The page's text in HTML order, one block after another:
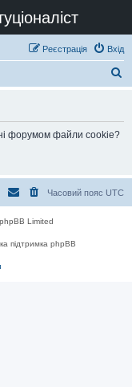
Вхід
Реєстрація
форумом файли cookie?
Часовий пояс UTC
Limited
підтримка phpBB